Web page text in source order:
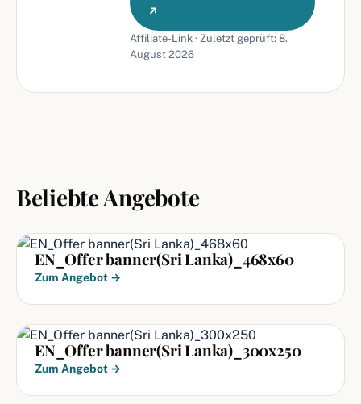
↗
Affiliate-Link · Zuletzt geprüft: 8.
August 2026
Beliebte Angebote
EN_Offer banner(Sri Lanka)_468x60
Zum Angebot →
EN_Offer banner(Sri Lanka)_300x250
Zum Angebot →